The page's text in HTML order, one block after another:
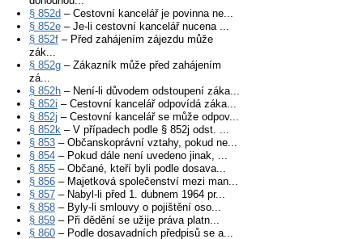
§ 852d – Cestovní kancelář je povinna ne...
§ 852e – Je-li cestovní kancelář nucena ...
§ 852f – Před zahájením zájezdu může
zák...
§ 852g – Zákazník může před zahájením
zá...
§ 852h – Není-li důvodem odstoupení záka...
§ 852i – Cestovní kancelář odpovídá záka...
§ 852j – Cestovní kancelář se může odpov...
§ 852k – V případech podle § 852j odst. ...
§ 853 – Občanskoprávní vztahy, pokud ne...
§ 854 – Pokud dále není uvedeno jinak, ...
§ 855 – Občané, kteří byli podle dosava...
§ 856 – Majetková společenství mezi man...
§ 857 – Nabyl-li před 1. dubnem 1964 pr...
§ 858 – Byly-li smlouvy o pojištění oso...
§ 859 – Při dědění se užije práva platn...
§ 860 – Podle dosavadních předpisů se a...